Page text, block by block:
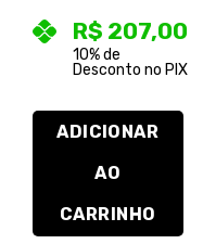
R$ 207,00
10% de
Desconto no PIX
ADICIONAR
AO
CARRINHO